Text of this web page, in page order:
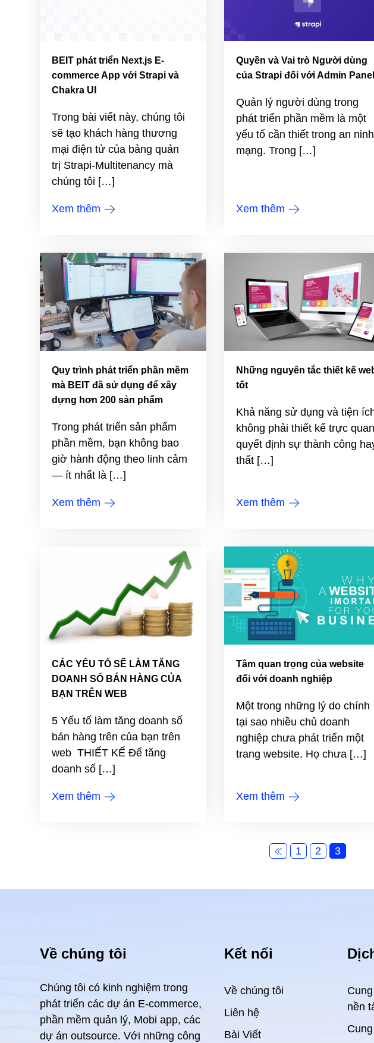
BEIT phát triển Next.js E-
commerce App với Strapi và
Chakra UI
Trong bài viết này, chúng tôi
sẽ tạo khách hàng thương
mại điện tử của bảng quản
trị Strapi-Multitenancy mà
chúng tôi […]
Xem thêm
Quyền và Vai trò Người dùng
của Strapi đối với Admin Panel
Quản lý người dùng trong
phát triển phần mềm là một
yếu tố cần thiết trong an ninh
mạng. Trong […]
Xem thêm
Quy trình phát triển phần mềm
mà BEIT đã sử dụng để xây
dựng hơn 200 sản phẩm
Trong phát triển sản phẩm
phần mềm, bạn không bao
giờ hành động theo linh cảm
— ít nhất là […]
Xem thêm
Những nguyên tắc thiết kế
tốt
Khả năng sử dụng và tiện
không phải thiết kế trực
quyết định sự thành công
thất […]
Xem thêm
CÁC YẾU TỐ SẼ LÀM TĂNG
DOANH SỐ BÁN HÀNG CỦA
BẠN TRÊN WEB
5 Yếu tố làm tăng doanh số
bán hàng trên của bạn trên
web THIẾT KẾ Để tăng
doanh số […]
Xem thêm
Tầm quan trọng của website
đối với doanh nghiệp
Một trong những lý do chính
tại sao nhiều chủ doanh
nghiệp chưa phát triển một
trang website. Họ chưa […]
Xem thêm
1 2 3
Về chúng tôi
Chúng tôi có kinh nghiệm trong
phát triển các dự án E-commerce,
phần mềm quản lý, Mobi app, các
dự án outsource. Với những công
Kết nối
Về chúng tôi
Liên hệ
Bài Viết
nền